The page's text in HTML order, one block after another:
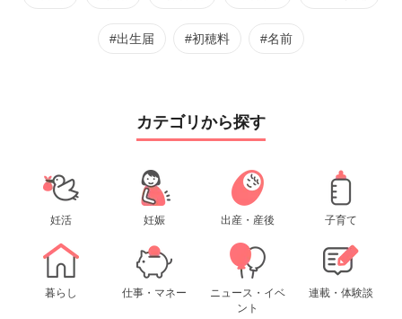
#出生届 #初穂料 #名前
カテゴリから探す
妊活 妊娠 出産・産後 子育て
暮らし 仕事・マネー
ニュース・イベ
ント
連載・体験談